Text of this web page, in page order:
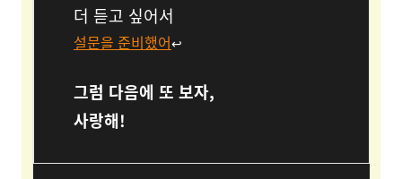
더 듣고 싶어서
설문을 준비했어↩︎
그럼 다음에 또 보자,
사랑해!